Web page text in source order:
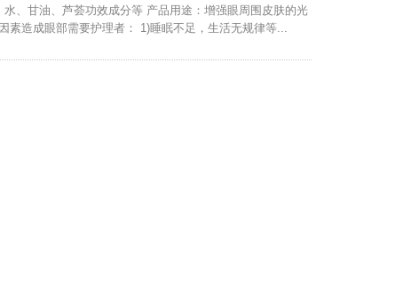
、甘油、芦荟功效成分等 产品用途：增强眼周围皮肤的光
造成眼部需要护理者： 1)睡眠不足，生活无规律等...